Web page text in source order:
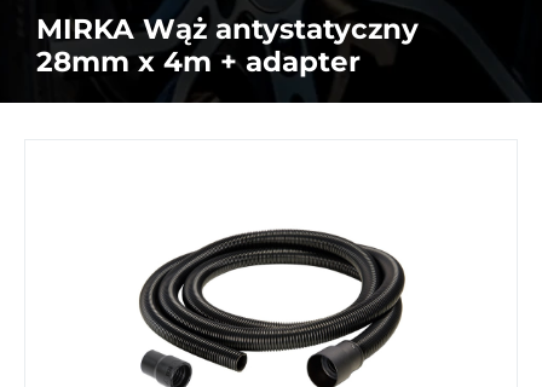
MIRKA Wąż antystatyczny
28mm x 4m + adapter